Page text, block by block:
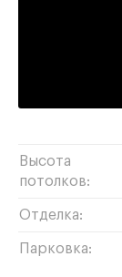
Высота
потолков:
Отделка:
Парковка: